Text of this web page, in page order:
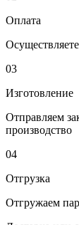
Оплата
03
Изготовление
Отправляем
производство
04
Отгрузка
Отгружаем